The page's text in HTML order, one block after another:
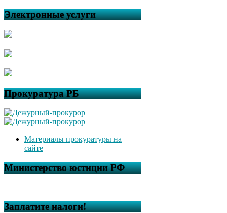
Электронные услуги
Прокуратура РБ
Материалы прокуратуры на
сайте
Министерство юстиции РФ
Заплатите налоги!